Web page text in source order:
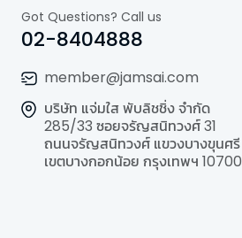
Got Questions? Call us
02-8404888
member@jamsai.com
บริษัท แจ่มใส พับลิชชิ่ง จำกัด
285/33 ซอยจรัญสนิทวงศ์ 31
ถนนจรัญสนิทวงศ์ แขวงบางขุนศรี
เขตบางกอกน้อย กรุงเทพฯ 10700